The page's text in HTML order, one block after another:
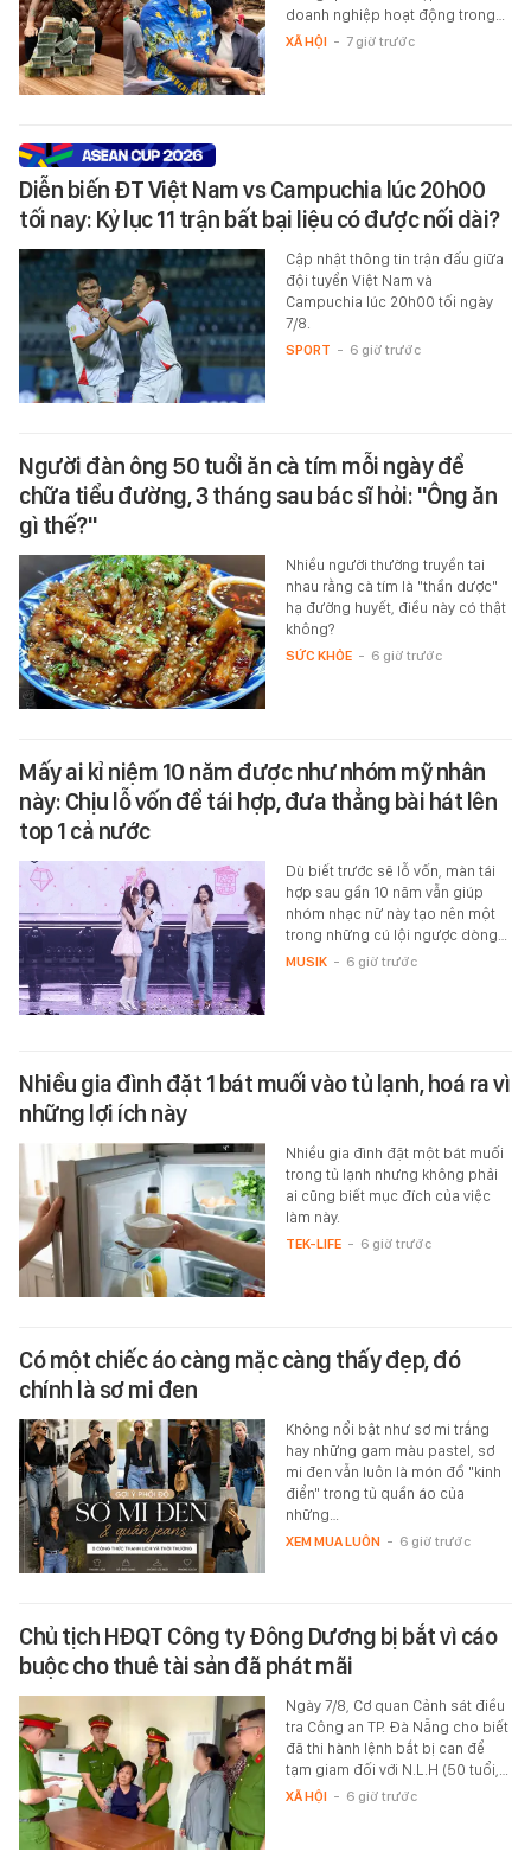
doanh nghiệp hoạt động trong…
XÃ HỘI - 7 giờ trước
Diễn biến ĐT Việt Nam vs Campuchia lúc 20h00
tối nay: Kỷ lục 11 trận bất bại liệu có được nối dài?
Cập nhật thông tin trận đấu giữa
đội tuyển Việt Nam và
Campuchia lúc 20h00 tối ngày
7/8.
SPORT - 6 giờ trước
Người đàn ông 50 tuổi ăn cà tím mỗi ngày để
chữa tiểu đường, 3 tháng sau bác sĩ hỏi: "Ông ăn
gì thế?"
Nhiều người thường truyền tai
nhau rằng cà tím là "thần dược"
hạ đường huyết, điều này có thật
không?
SỨC KHỎE - 6 giờ trước
Mấy ai kỉ niệm 10 năm được như nhóm mỹ nhân
này: Chịu lỗ vốn để tái hợp, đưa thẳng bài hát lên
top 1 cả nước
Dù biết trước sẽ lỗ vốn, màn tái
hợp sau gần 10 năm vẫn giúp
nhóm nhạc nữ này tạo nên một
trong những cú lội ngược dòng…
MUSIK - 6 giờ trước
Nhiều gia đình đặt 1 bát muối vào tủ lạnh, hoá ra vì
những lợi ích này
Nhiều gia đình đặt một bát muối
trong tủ lạnh nhưng không phải
ai cũng biết mục đích của việc
làm này.
TEK-LIFE - 6 giờ trước
Có một chiếc áo càng mặc càng thấy đẹp, đó
chính là sơ mi đen
Không nổi bật như sơ mi trắng
hay những gam màu pastel, sơ
mi đen vẫn luôn là món đồ "kinh
điển" trong tủ quần áo của
những…
XEM MUA LUÔN - 6 giờ trước
Chủ tịch HĐQT Công ty Đông Dương bị bắt vì cáo
buộc cho thuê tài sản đã phát mãi
Ngày 7/8, Cơ quan Cảnh sát điều
tra Công an TP. Đà Nẵng cho biết
đã thi hành lệnh bắt bị can để
tạm giam đối với N.L.H (50 tuổi,…
XÃ HỘI - 6 giờ trước